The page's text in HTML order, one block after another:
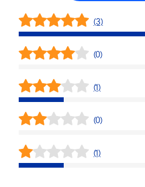
(3)
(0)
(1)
(0)
(1)